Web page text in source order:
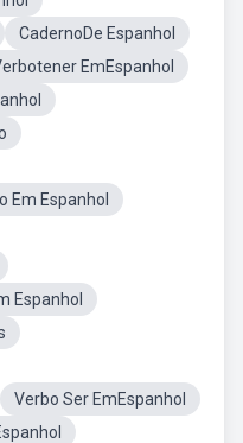
CadernoDe Espanhol
EmEspanhol
Em Espanhol
Espanhol
Verbo Ser EmEspanhol